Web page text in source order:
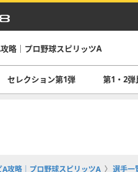
略｜プロ野球スピリッツA
セレクション第1弾 第1・2弾
A攻略｜プロ野球スピリッツA 選手一